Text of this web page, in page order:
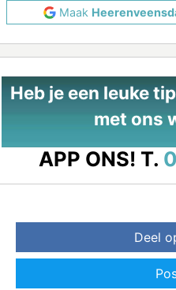
Maak
Heb je een leuke
met ons
APP ONS! T.
Deel